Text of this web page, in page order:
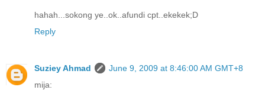
hahah...sokong ye..ok..afundi cpt..ekekek;D
Reply
Suziey Ahmad
June 9, 2009 at 8:46:00 AM GMT+8
mija: